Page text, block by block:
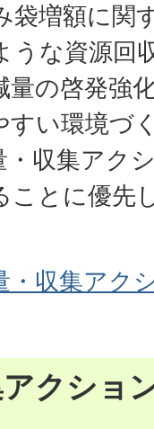
袋増額に関
うな資源回
量の啓発強
すい環境づ
・収集アク
ことに優先
・収集アク
クショ